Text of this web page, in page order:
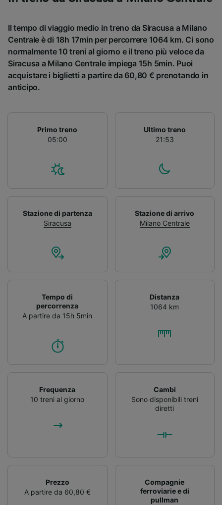
Il tempo di viaggio medio in treno da Siracusa a Milano
Centrale è di 18h 17min per percorrere 1064 km. Ci sono
normalmente 10 treni al giorno e il treno più veloce da
Siracusa a Milano Centrale impiega 15h 5min. Puoi
acquistare i biglietti a partire da 60,80 € prenotando in
anticipo.
Primo treno
05:00
Ultimo treno
21:53
Stazione di partenza
Siracusa
Stazione di arrivo
Milano Centrale
Tempo di
percorrenza
A partire da 15h 5min
Distanza
1064 km
Frequenza
10 treni al giorno
Cambi
Sono disponibili treni
diretti
Prezzo
A partire da 60,80 €
Compagnie
ferroviarie e di
pullman